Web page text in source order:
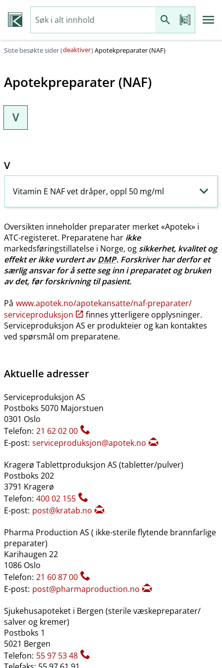
Siste besøkte sider (deaktiver)Apotekpreparater (NAF)
Apotekpreparater (NAF)
V
V
Vitamin E NAF vet dråper, oppl 50 mg/ml
Oversikten inneholder preparater merket «Apotek» i
ATC-registeret. Preparatene har ikke
markedsføringstillatelse i Norge, og sikkerhet, kvalitet og
effekt er ikke vurdert avDMP. Forskriver har derfor et
særlig ansvar for å sette seg inn i preparatet og bruken
av det, før forskrivning til pasient.
På www.apotek.no​/​apotekansatte​/​naf-preparater​/​
serviceproduksjon
finnes ytterligere opplysninger.
Serviceproduksjon AS er produkteier og kan kontaktes
ved spørsmål om preparatene.
Aktuelle adresser
Serviceproduksjon AS
Postboks 5070 Majorstuen
0301 Oslo
Telefon: 21 62 02 00
E-post: serviceproduksjon@apotek.no
Kragerø Tablettproduksjon AS (tabletter​/​pulver)
Postboks 202
3791 Kragerø
Telefon: 400 02 155
E-post: post@kratab.no
Pharma Production AS ( ikke-sterile flytende brannfarlige
preparater)
Karihaugen 22
1086 Oslo
Telefon: 21 60 87 00
E-post: post@pharmaproduction.no
Sjukehusapoteket i Bergen (sterile væskepreparater​/​
salver og kremer)
Postboks 1
5021 Bergen
Telefon: 55 97 53 48